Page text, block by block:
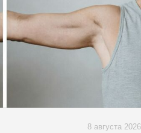
8 августа 2026